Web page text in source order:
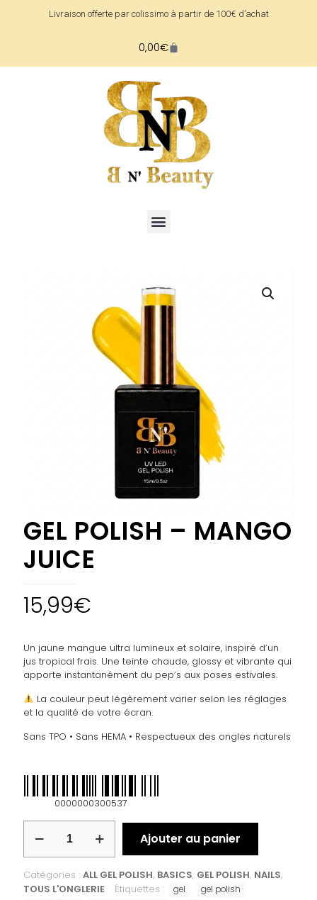
Livraison offerte par colissimo à partir de 100€ d’achat
0,00€
GEL POLISH – MANGO
JUICE
15,99€
Un jaune mangue ultra lumineux et solaire, inspiré d’un
jus tropical frais. Une teinte chaude, glossy et vibrante qui
apporte instantanément du pep’s aux poses estivales.
La couleur peut légèrement varier selon les réglages
et la qualité de votre écran.
Sans TPO • Sans HEMA • Respectueux des ongles naturels
0000000300537
Ajouter au panier
Catégories : ALL GEL POLISH, BASICS, GEL POLISH, NAILS,
TOUS L'ONGLERIE
Étiquettes : gel
gel polish